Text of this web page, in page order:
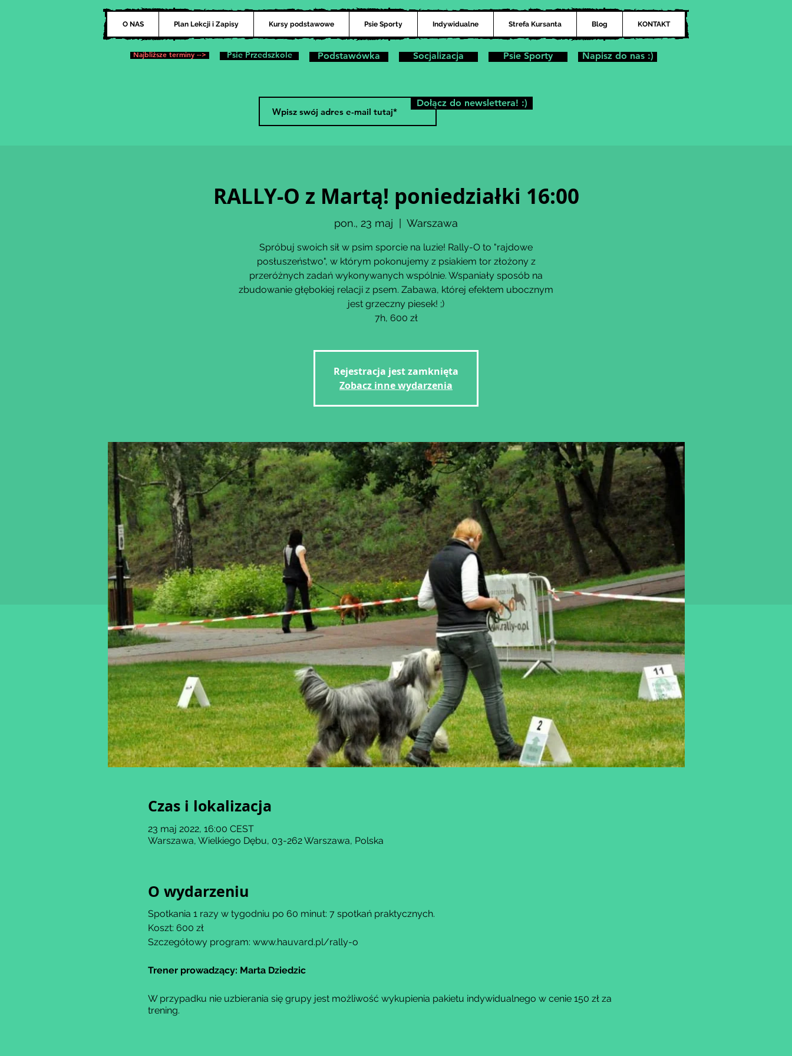
O NAS Plan Lekcji i Zapisy Kursy podstawowe Psie Sporty Indywidualne Strefa Kursanta Blog KONTAKT
Najbliższe terminy --> Psie Przedszkole Podstawówka Socjalizacja Psie Sporty Napisz do nas :)
RALLY-O z Martą! poniedziałki 16:00
pon., 23 maj Warszawa
Spróbuj swoich sił w psim sporcie na luzie! Rally-O to "rajdowe
posłuszeństwo", w którym pokonujemy z psiakiem tor złożony z
przeróżnych zadań wykonywanych wspólnie. Wspaniały sposób na
zbudowanie głębokiej relacji z psem. Zabawa, której efektem ubocznym
jest grzeczny piesek! ;)
7h, 600 zł
Rejestracja jest zamknięta
Zobacz inne wydarzenia
Czas i lokalizacja
23 maj 2022, 16:00 CEST
Warszawa, Wielkiego Dębu, 03-262 Warszawa, Polska
O wydarzeniu
Spotkania 1 razy w tygodniu po 60 minut: 7 spotkań praktycznych.
Koszt: 600 zł
Szczegółowy program: www.hauvard.pl/rally-o
Trener prowadzący: Marta Dziedzic
W przypadku nie uzbierania się grupy jest możliwość wykupienia pakietu indywidualnego w cenie 150 zł za
trening.
Dołącz do newslettera! :)